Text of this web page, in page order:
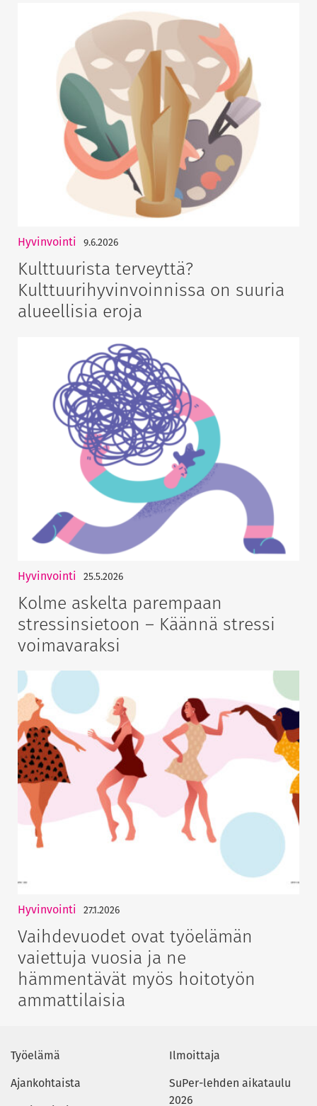
Hyvinvointi 9.6.2026
Kulttuurista terveyttä?
Kulttuurihyvinvoinnissa on suuria
alueellisia eroja
Hyvinvointi 25.5.2026
Kolme askelta parempaan
stressinsietoon – Käännä stressi
voimavaraksi
Hyvinvointi 27.1.2026
Vaihdevuodet ovat työelämän
vaiettuja vuosia ja ne
hämmentävät myös hoitotyön
ammattilaisia
Työelämä
Ajankohtaista
Ilmoittaja
SuPer-lehden aikataulu
2026